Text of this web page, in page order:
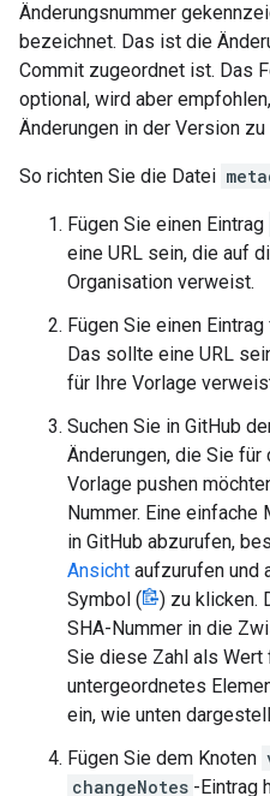
Änderungsnummer
bezeichnet. Das ist die
Commit zugeordnet ist. Das
optional, wird aber
Änderungen in der Version
So richten Sie die Datei
Fügen Sie einen Eintrag
eine URL sein, die auf
Organisation verweist.
Fügen Sie einen Eintrag
Das sollte eine URL
für Ihre Vorlage
Suchen Sie in GitHub
Änderungen, die Sie
Vorlage pushen
Nummer. Eine
in GitHub abzurufen,
Ansicht aufzurufen und
Symbol (
) zu klicken.
SHA-Nummer in die
Sie diese Zahl als Wert
untergeordnetes
ein, wie unten
Fügen Sie dem Knoten
changeNotes -Eintrag